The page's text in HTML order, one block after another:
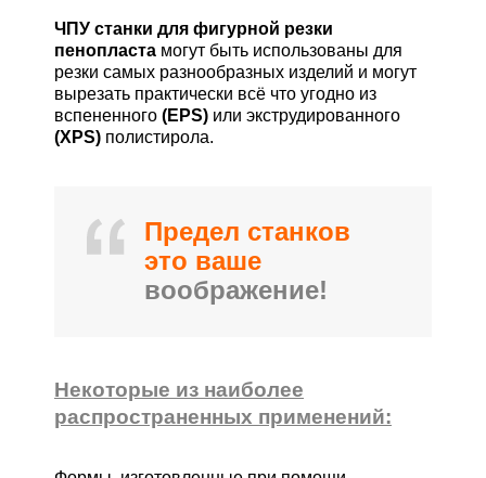
ЧПУ станки для фигурной резки
пенопласта могут быть использованы для
резки самых разнообразных изделий и могут
вырезать практически всё что угодно из
вспененного (EPS) или экструдированного
(XPS) полистирола.
Предел станков
это ваше
воображение!
Некоторые из наиболее
распространенных применений: